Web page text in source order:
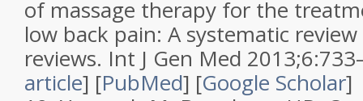
of massage therapy for the
low back pain: A systematic
reviews. Int J Gen Med 2013;6
article] [PubMed] [Google Scholar]